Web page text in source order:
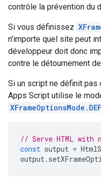
contrôle la prévention du
Si vous définissez
n'importe quel site peut
développeur doit donc
contre le détournement
Si un script ne définit pas
Apps Script utilise le
// Serve HTML with
const output =
output.